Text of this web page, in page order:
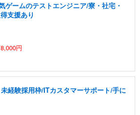
ゲームのテストエンジニア/寮・社宅・
支援あり
円
未経験採用枠/ITカスタマーサポート/手に